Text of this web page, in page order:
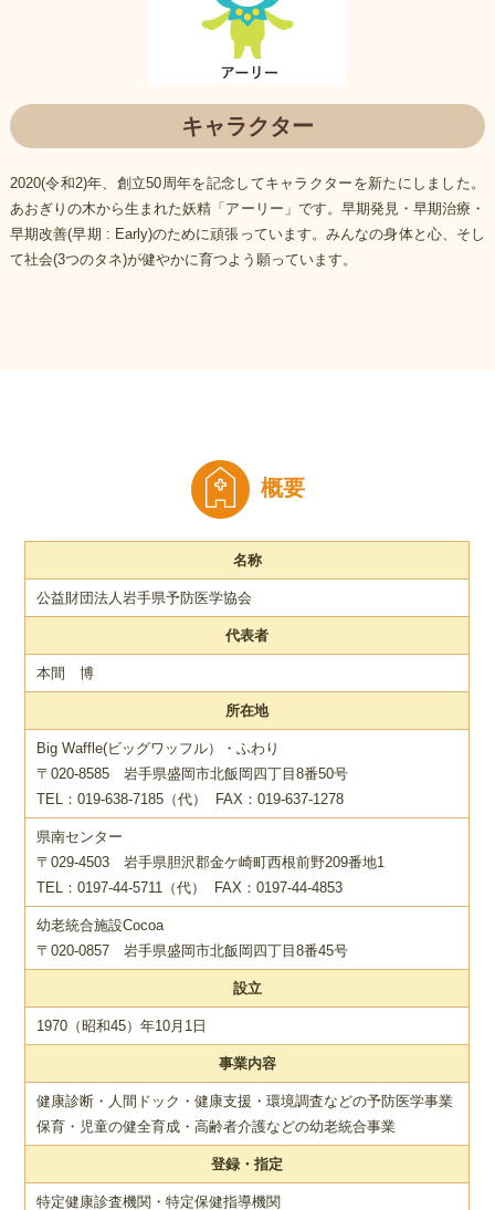
キャラクター
2020(令和2)年、創立50周年を記念してキャラクターを新たにしました。
あおぎりの木から生まれた妖精「アーリー」です。早期発見・早期治療・
早期改善(早期 : Early)のために頑張っています。みんなの身体と心、そし
て社会(3つのタネ)が健やかに育つよう願っています。
概要
名称
公益財団法人岩手県予防医学協会
代表者
本間 博
所在地
Big Waffle(ビッグワッフル）・ふわり
〒020-8585 岩手県盛岡市北飯岡四丁目8番50号
TEL：019-638-7185（代） FAX：019-637-1278
県南センター
〒029-4503 岩手県胆沢郡金ケ崎町西根前野209番地1
TEL：0197-44-5711（代） FAX：0197-44-4853
幼老統合施設Cocoa
〒020-0857 岩手県盛岡市北飯岡四丁目8番45号
設立
1970（昭和45）年10月1日
事業内容
健康診断・人間ドック・健康支援・環境調査などの予防医学事業
保育・児童の健全育成・高齢者介護などの幼老統合事業
登録・指定
特定健康診査機関・特定保健指導機関